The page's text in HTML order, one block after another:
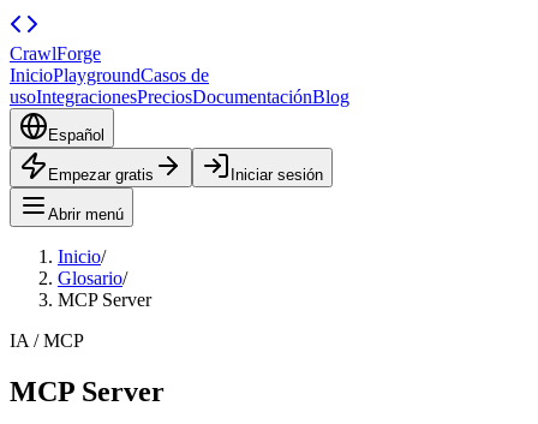
CrawlForge
InicioPlaygroundCasos de
usoIntegracionesPreciosDocumentaciónBlog
Español
Empezar gratis Iniciar sesión
Abrir menú
Inicio/
Glosario/
MCP Server
IA / MCP
MCP Server